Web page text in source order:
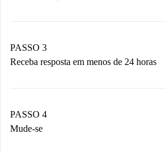
Não cobramos nada até que o
PASSO 3
Receba resposta em menos de 24 horas
proprietário.
Se recusada: não cobraremos nada
PASSO 4
Mude-se